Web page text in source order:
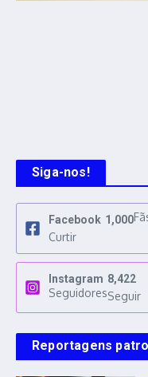
Siga-nos!
Facebook 1,000
Curtir
Instagram 8,422
SeguidoresSeguir
Reportagens